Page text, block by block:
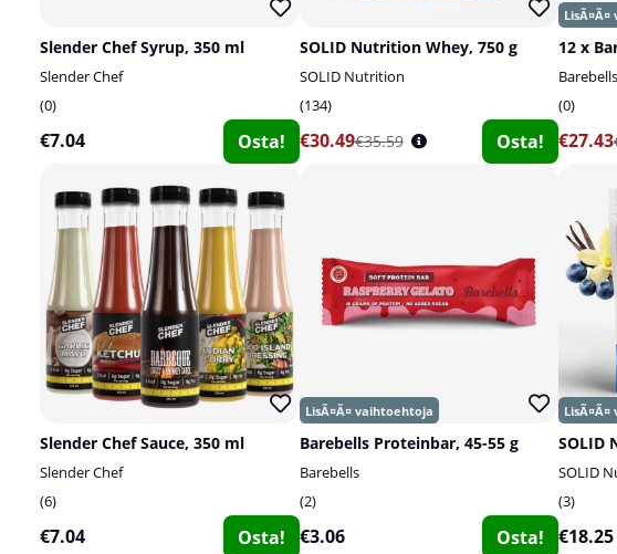
Slender Chef Syrup, 350 ml
Slender Chef
0
€7.04 Osta!
SOLID Nutrition Whey, 750 g
SOLID Nutrition
134
€30.49€35.59 Osta!
12 x
Barebells
0
€27.43
Slender Chef Sauce, 350 ml
Slender Chef
6
€7.04 Osta!
Barebells Proteinbar, 45-55 g
Barebells
2
€3.06 Osta!
SOLID
3
€18.25